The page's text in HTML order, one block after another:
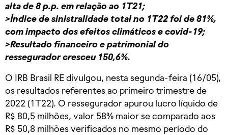
alta de 8 p.p. em relação ao 1T21;
>Índice de sinistralidade total no 1T22 foi de 81%,
com impacto dos efeitos climáticos e covid-19;
>Resultado financeiro e patrimonial do
ressegurador cresceu 150,6%.
O IRB Brasil RE divulgou, nesta segunda-feira (16/05),
os resultados referentes ao primeiro trimestre de
2022 (1T22). O ressegurador apurou lucro líquido de
R$ 80,5 milhões, valor 58% maior se comparado aos
R$ 50,8 milhões verificados no mesmo período do